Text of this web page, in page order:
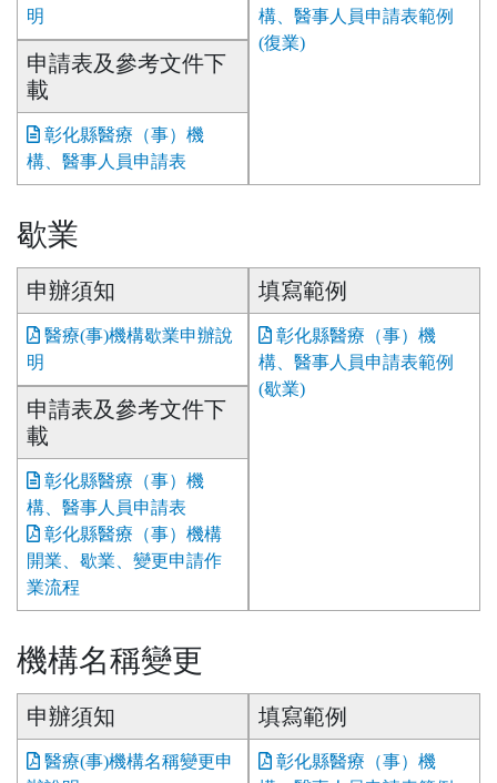
明
申請表及參考文件下
載
彰化縣醫療（事）機
構、醫事人員申請表
構、醫事人員申請表範例
(復業)
歇業
申辦須知
醫療(事)機構歇業申辦說
明
申請表及參考文件下
載
彰化縣醫療（事）機
構、醫事人員申請表
彰化縣醫療（事）機構
開業、歇業、變更申請作
業流程
填寫範例
彰化縣醫療（事）機
構、醫事人員申請表範例
(歇業)
機構名稱變更
申辦須知
醫療(事)機構名稱變更申
填寫範例
彰化縣醫療（事）機